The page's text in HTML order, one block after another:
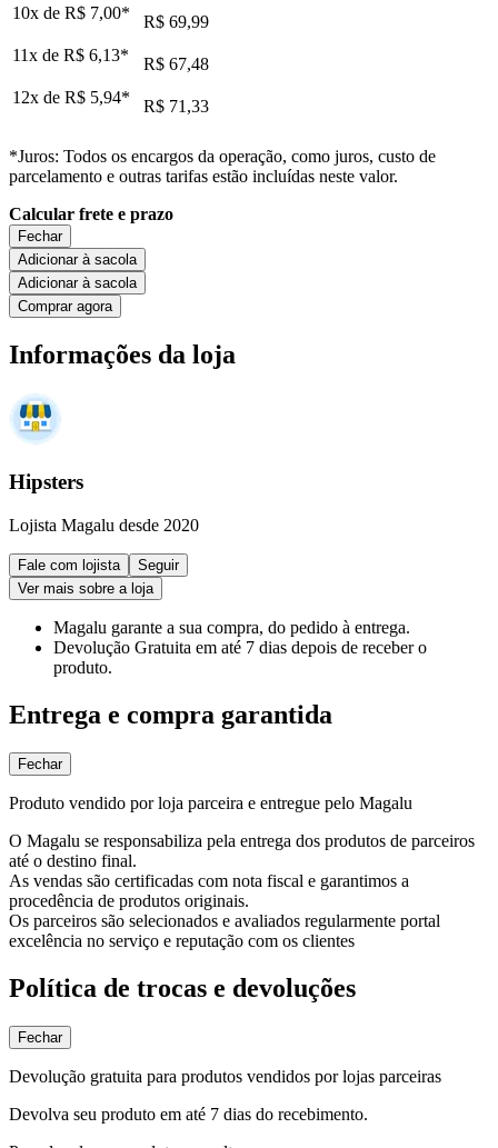
10x de R$ 7,00*
R$ 69,99
11x de R$ 6,13*
R$ 67,48
12x de R$ 5,94* R$ 71,33
*Juros: Todos os encargos da operação, como juros, custo de
parcelamento e outras tarifas estão incluídas neste valor.
Calcular frete e prazo
Fechar
Adicionar à sacola
Adicionar à sacola
Comprar agora
Informações da loja
Hipsters
Lojista Magalu desde 2020
Fale com lojista
Seguir
Ver mais sobre a loja
Magalu garante a sua compra, do pedido à entrega.
Devolução Gratuita em até 7 dias depois de receber o
produto.
Entrega e compra garantida
Fechar
Produto vendido por loja parceira e entregue pelo Magalu
O Magalu se responsabiliza pela entrega dos produtos de parceiros
até o destino final.
As vendas são certificadas com nota fiscal e garantimos a
procedência de produtos originais.
Os parceiros são selecionados e avaliados regularmente portal
excelência no serviço e reputação com os clientes
Política de trocas e devoluções
Fechar
Devolução gratuita para produtos vendidos por lojas parceiras
Devolva seu produto em até 7 dias do recebimento.